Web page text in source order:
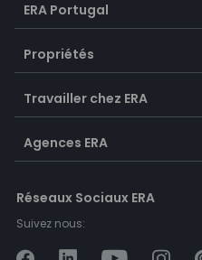
ERA Portugal
Propriétés
Travailler chez ERA
Agences ERA
Réseaux Sociaux ERA
Suivez nous: